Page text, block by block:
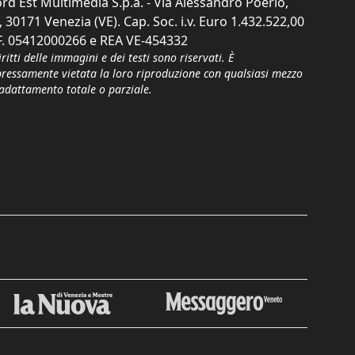
30171 Venezia (VE). Cap. Soc. i.v. Euro 1.432.522,00
05412000266 e REA VE-454332
delle immagini e dei testi sono riservati. È
vietata la loro riproduzione con qualsiasi mezzo
totale o parziale.